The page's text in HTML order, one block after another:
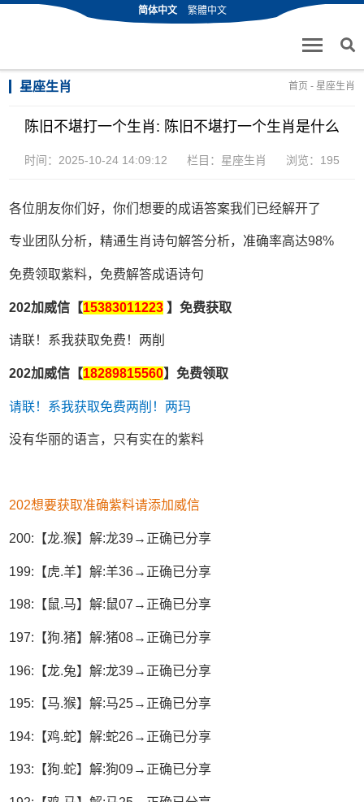
简体中文 繁體中文
星座生肖 首页 - 星座生肖
陈旧不堪打一个生肖: 陈旧不堪打一个生肖是什么
时间：2025-10-24 14:09:12 栏目： 星座生肖 浏览：195
各位朋友你们好，你们想要的成语答案我们已经解开了
专业团队分析，精通生肖诗句解答分析，准确率高达98%
免费领取紫料，免费解答成语诗句
202加威信【15383011223 】免费获取
请联！系我获取免费！两削
202加威信【18289815560】免费领取
请联！系我获取免费两削！两玛
没有华丽的语言，只有实在的紫料
202想要获取准确紫料请添加威信
200:【龙.猴】解:龙39→正确已分享
199:【虎.羊】解:羊36→正确已分享
198:【鼠.马】解:鼠07→正确已分享
197:【狗.猪】解:猪08→正确已分享
196:【龙.兔】解:龙39→正确已分享
195:【马.猴】解:马25→正确已分享
194:【鸡.蛇】解:蛇26→正确已分享
193:【狗.蛇】解:狗09→正确已分享